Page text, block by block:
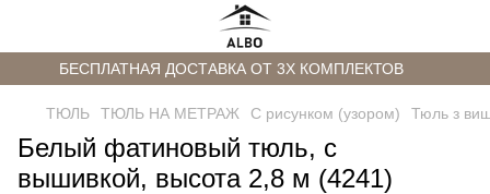
БЕСПЛАТНАЯ ДОСТАВКА ОТ 3Х КОМПЛЕКТОВ
ТЮЛЬ ТЮЛЬ НА МЕТРАЖ С рисунком (узором) Тюль з
Белый фатиновый тюль, с
вышивкой, высота 2,8 м (4241)